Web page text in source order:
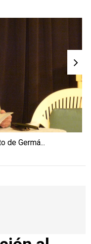
de Germá...